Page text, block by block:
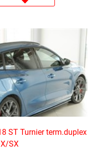
ST Turnier term.duplex
SX